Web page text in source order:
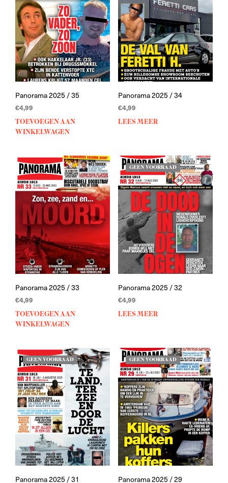
Panorama 2025 / 35
€4,99
TOEVOEGEN AAN
WINKELWAGEN
Panorama 2025 / 34
€4,99
LEES MEER
Panorama 2025 / 33
€4,99
TOEVOEGEN AAN
WINKELWAGEN
GEEN VOORRAAD
Panorama 2025 / 32
€4,99
LEES MEER
GEEN VOORRAAD
Panorama 2025 / 31
GEEN VOORRAAD
Panorama 2025 / 29